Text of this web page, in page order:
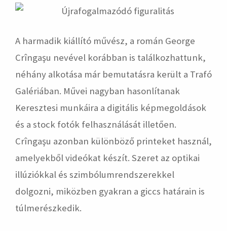
A harmadik kiállító művész, a román George
Crîngaşu nevével korábban is találkozhattunk,
néhány alkotása már bemutatásra került a Trafó
Galériában. Művei nagyban hasonlítanak
Keresztesi munkáira a digitális képmegoldások
és a stock fotók felhasználását illetően.
Crîngaşu azonban különböző printeket használ,
amelyekből videókat készít. Szeret az optikai
illúziókkal és szimbólumrendszerekkel
dolgozni, miközben gyakran a giccs határain is
túlmerészkedik.